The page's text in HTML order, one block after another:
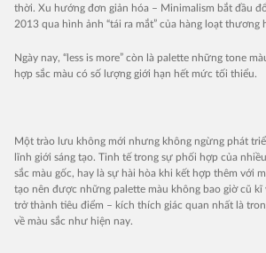
thời. Xu hướng đơn giản hóa – Minimalism bắt đầu
2013 qua hình ảnh “tái ra mắt” của hàng loạt thương
Ngày nay, “less is more” còn là palette những tone
hợp sắc màu có số lượng giới hạn hết mức tối thiểu.
Một trào lưu không mới nhưng không ngừng phát
lĩnh giới sáng tạo. Tinh tế trong sự phối hợp của
sắc màu gốc, hay là sự hài hòa khi kết hợp thêm với
tạo nên được những palette màu không bao giờ cũ kĩ
trở thành tiêu điểm – kích thích giác quan nhất là
về màu sắc như hiện nay.